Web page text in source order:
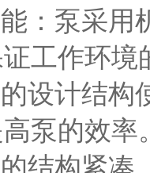
：泵采用
工作环境
设计结构
泵的效率
结构紧凑